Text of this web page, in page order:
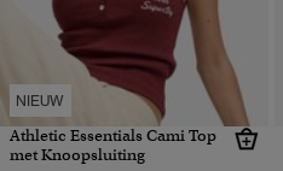
NIEUW
Athletic Essentials Cami Top
met Knoopsluiting